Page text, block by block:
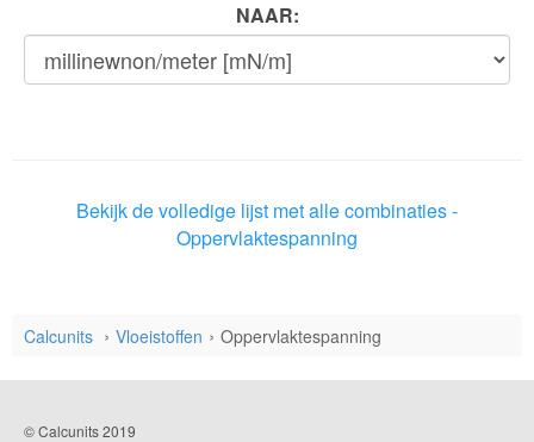
NAAR:
Bekijk de volledige lijst met alle combinaties -
Oppervlaktespanning
Calcunits Vloeistoffen Oppervlaktespanning
© Calcunits 2019